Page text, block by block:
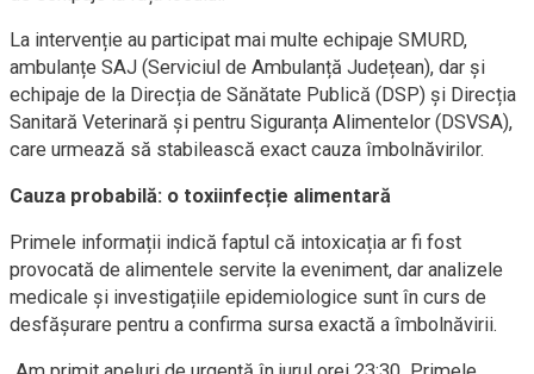
La intervenție au participat mai multe echipaje SMURD,
ambulanțe SAJ (Serviciul de Ambulanță Județean), dar și
echipaje de la Direcția de Sănătate Publică (DSP) și Direcția
Sanitară Veterinară și pentru Siguranța Alimentelor (DSVSA),
care urmează să stabilească exact cauza îmbolnăvirilor.
Cauza probabilă: o toxiinfecție alimentară
Primele informații indică faptul că intoxicația ar fi fost
provocată de alimentele servite la eveniment, dar analizele
medicale și investigațiile epidemiologice sunt în curs de
desfășurare pentru a confirma sursa exactă a îmbolnăvirii.